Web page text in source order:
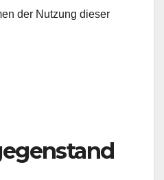
der Nutzung dieser